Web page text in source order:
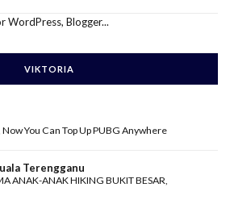
VIKTORIA
You Can Top Up PUBG Anywhere
Terengganu
ANAK-ANAK HIKING BUKIT BESAR,